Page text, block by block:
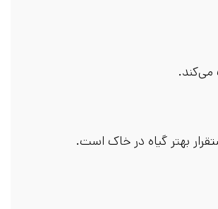
می‌کند.
بهتر گیاه در خاک است.